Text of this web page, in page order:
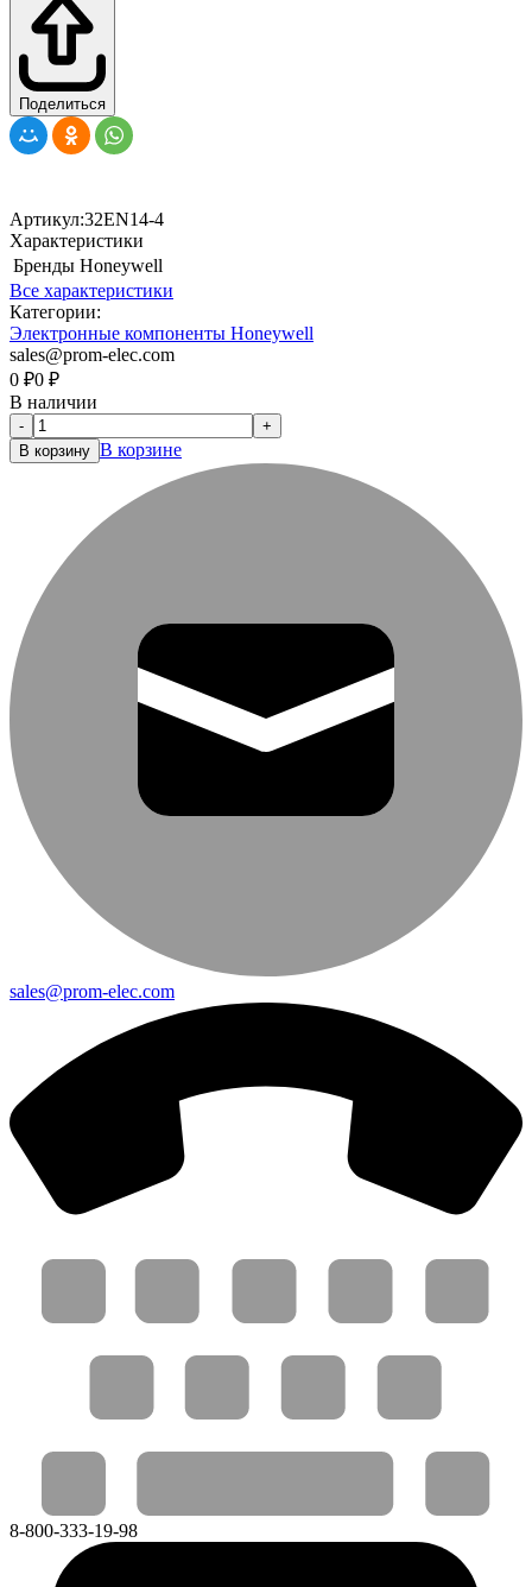
Поделиться
Артикул:32EN14-4
Характеристики
Бренды Honeywell
Все характеристики
Категории:
Электронные компоненты Honeywell
sales@prom-elec.com
0 ₽0 ₽
В наличии
-
+
В корзину В корзине
sales@prom-elec.com
8-800-333-19-98